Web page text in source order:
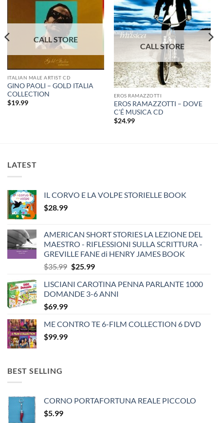
ITALIAN MALE ARTIST CD
GINO PAOLI – GOLD ITALIA
COLLECTION
$19.99
EROS RAMAZZOTTI
EROS RAMAZZOTTI – DOVE
C’É MUSICA CD
$24.99
LATEST
IL CORVO E LA VOLPE STORIELLE BOOK
$28.99
AMERICAN SHORT STORIES LA LEZIONE DEL
MAESTRO - RIFLESSIONI SULLA SCRITTURA -
GREVILLE FANE di HENRY JAMES BOOK
$35.99 Original
was:
$35.99.
$25.99Current
is:
$25.99.
LISCIANI CAROTINA PENNA PARLANTE 1000
DOMANDE 3-6 ANNI
$69.99
ME CONTRO TE 6-FILM COLLECTION 6 DVD
$99.99
BEST SELLING
CORNO PORTAFORTUNA REALE PICCOLO
$5.99